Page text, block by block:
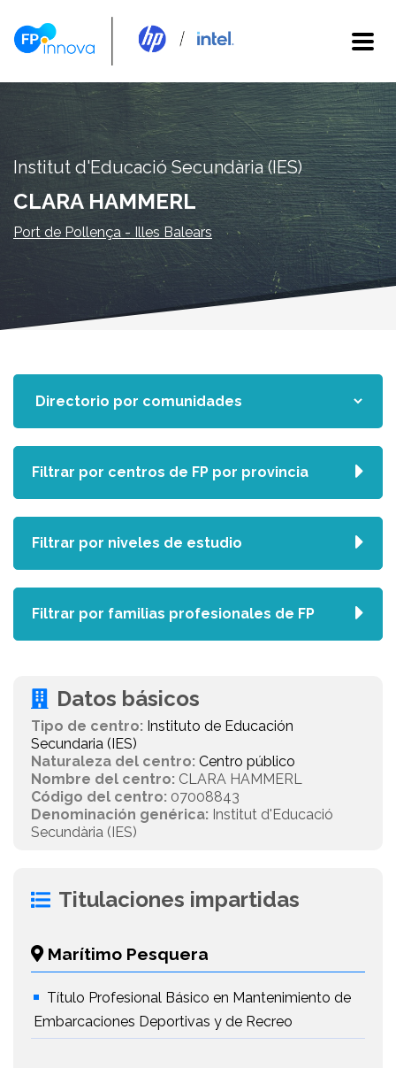
Institut d'Educació Secundària (IES)
CLARA HAMMERL
Port de Pollença - Illes Balears
Datos básicos
Tipo de centro: Instituto de Educación
Secundaria (IES)
Naturaleza del centro: Centro público
Nombre del centro: CLARA HAMMERL
Código del centro: 07008843
Denominación genérica: Institut d'Educació
Secundària (IES)
Titulaciones impartidas
Marítimo Pesquera
Título Profesional Básico en Mantenimiento de
Embarcaciones Deportivas y de Recreo
Filtrar por centros de FP por provincia
Filtrar por niveles de estudio
Filtrar por familias profesionales de FP